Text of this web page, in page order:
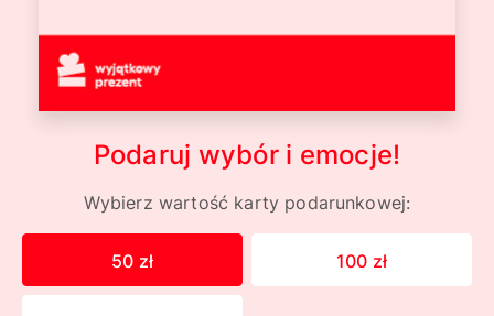
Podaruj wybór i emocje!
Wybierz wartość karty podarunkowej:
50 zł 100 zł